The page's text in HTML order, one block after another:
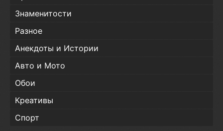
Знаменитости
Разное
Анекдоты и Истории
Авто и Мото
Обои
Креативы
Спорт